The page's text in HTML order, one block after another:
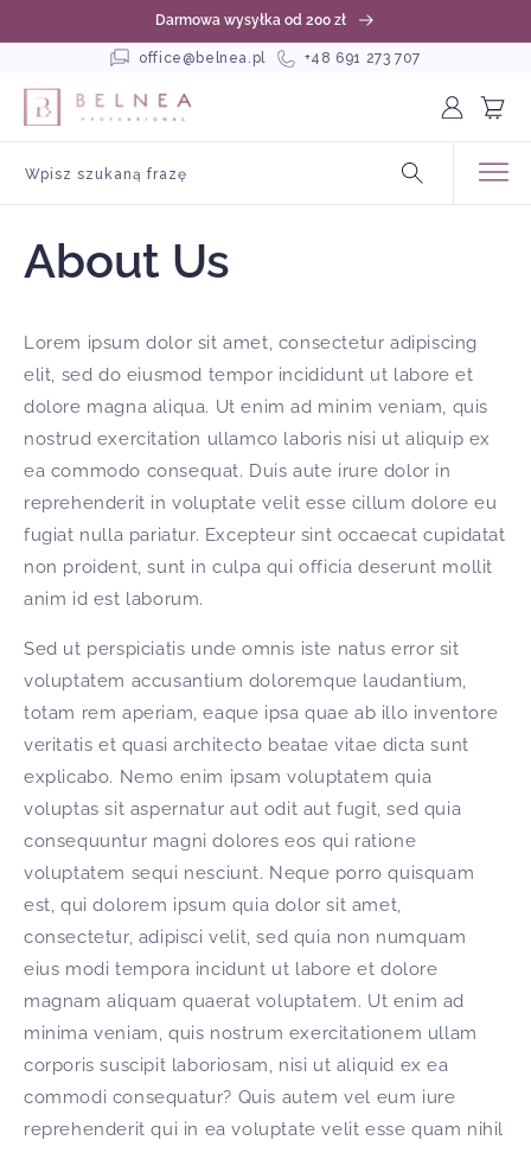
Darmowa wysyłka od 200 zł
office@belnea.pl +48 691 273 707
się
Koszyk
Wpisz szukaną frazę
About Us
Lorem ipsum dolor sit amet, consectetur adipiscing
elit, sed do eiusmod tempor incididunt ut labore et
dolore magna aliqua. Ut enim ad minim veniam, quis
nostrud exercitation ullamco laboris nisi ut aliquip ex
ea commodo consequat. Duis aute irure dolor in
reprehenderit in voluptate velit esse cillum dolore eu
fugiat nulla pariatur. Excepteur sint occaecat cupidatat
non proident, sunt in culpa qui officia deserunt mollit
anim id est laborum.
Sed ut perspiciatis unde omnis iste natus error sit
voluptatem accusantium doloremque laudantium,
totam rem aperiam, eaque ipsa quae ab illo inventore
veritatis et quasi architecto beatae vitae dicta sunt
explicabo. Nemo enim ipsam voluptatem quia
voluptas sit aspernatur aut odit aut fugit, sed quia
consequuntur magni dolores eos qui ratione
voluptatem sequi nesciunt. Neque porro quisquam
est, qui dolorem ipsum quia dolor sit amet,
consectetur, adipisci velit, sed quia non numquam
eius modi tempora incidunt ut labore et dolore
magnam aliquam quaerat voluptatem. Ut enim ad
minima veniam, quis nostrum exercitationem ullam
corporis suscipit laboriosam, nisi ut aliquid ex ea
commodi consequatur? Quis autem vel eum iure
reprehenderit qui in ea voluptate velit esse quam nihil